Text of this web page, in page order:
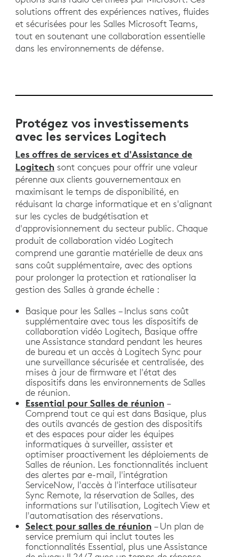
solutions offrent des expériences natives, fluides
et sécurisées pour les Salles Microsoft Teams,
tout en soutenant une collaboration essentielle
dans les environnements de défense.
Protégez vos investissements
avec les services Logitech
Les offres de services et d'Assistance de
Logitech sont conçues pour offrir une valeur
pérenne aux clients gouvernementaux en
maximisant le temps de disponibilité, en
réduisant la charge informatique et en s'alignant
sur les cycles de budgétisation et
d'approvisionnement du secteur public. Chaque
produit de collaboration vidéo Logitech
comprend une garantie matérielle de deux ans
sans coût supplémentaire, avec des options
pour prolonger la protection et rationaliser la
gestion des Salles à grande échelle :
Basique pour les Salles – Inclus sans coût
supplémentaire avec tous les dispositifs de
collaboration vidéo Logitech, Basique offre
une Assistance standard pendant les heures
de bureau et un accès à Logitech Sync pour
une surveillance sécurisée et centralisée, des
mises à jour de firmware et l'état des
dispositifs dans les environnements de Salles
de réunion.
Essential pour Salles de réunion –
Comprend tout ce qui est dans Basique, plus
des outils avancés de gestion des dispositifs
et des espaces pour aider les équipes
informatiques à surveiller, assister et
optimiser proactivement les déploiements de
Salles de réunion. Les fonctionnalités incluent
des alertes par e-mail, l'intégration
ServiceNow, l'accès à l'interface utilisateur
Sync Remote, la réservation de Salles, des
informations sur l'utilisation, Logitech View et
l'automatisation des réservations.
Select pour salles de réunion – Un plan de
service premium qui inclut toutes les
fonctionnalités Essential, plus une Assistance